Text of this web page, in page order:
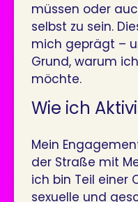
müssen oder
selbst zu sein.
mich geprägt –
Grund, warum
möchte.
Wie ich
Mein
der Straße mit
ich bin Teil einer
sexuelle und